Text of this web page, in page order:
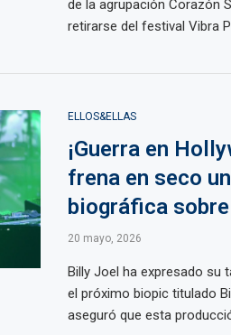
de la agrupación Corazón
retirarse del festival Vibra
ELLOS&ELLAS
¡Guerra en
frena en seco
biográfica
20 mayo, 2026
Billy Joel ha expresado su
el próximo biopic titulado
aseguró que esta